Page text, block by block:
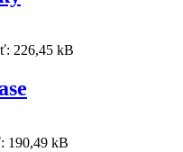
226,45 kB
190,49 kB